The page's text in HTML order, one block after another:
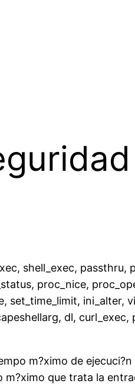
shell_exec, passthru,
proc_nice,
set_time_limit, ini_alter,
dl, curl_exec,
m?ximo de ejecuci?n
m?ximo que trata la